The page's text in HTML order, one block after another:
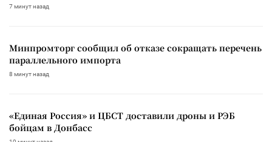
7 минут назад
Минпромторг сообщил об отказе сокращать перечень
параллельного импорта
8 минут назад
«Единая Россия» и ЦБСТ доставили дроны и РЭБ
бойцам в Донбасс